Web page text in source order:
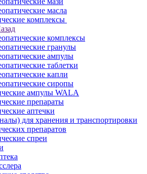
масла
комплексы
комплексы
гранулы
ампулы
таблетки
капли
сиропы
ампулы WALA
препараты
аптечки
для хранения и транспортировки
препаратов
спреи